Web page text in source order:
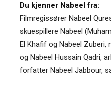
Du kjenner Nabeel fra:
Filmregissører Nabeel
skuespillere Nabeel
El Khafif og Nabeel Zuberi,
og Nabeel Hussain Qadri,
forfatter Nabeel Jabbour,